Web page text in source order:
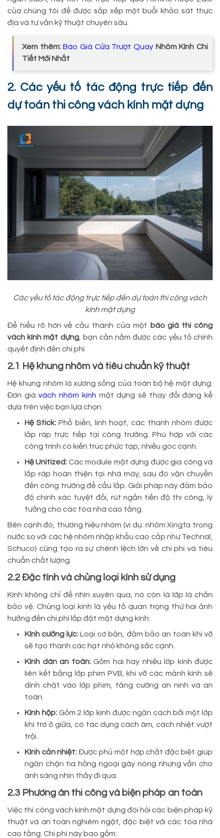
của chúng tôi để được sắp xếp một buổi khảo sát thực
địa và tư vấn kỹ thuật chuyên sâu.
Xem thêm:Báo Giá Cửa Trượt Quay Nhôm Kính Chi
Tiết Mới Nhất
2. Các yếu tố tác động trực tiếp đến
dự toán thi công vách kính mặt dựng
Các yếu tố tác động trực tiếp đến dự toán thi công vách
kính mặt dựng
Để hiểu rõ hơn về cấu thành của một báo giá thi công
vách kính mặt dựng, bạn cần nắm được các yếu tố chính
quyết định đến chi phí.
2.1 Hệ khung nhôm và tiêu chuẩn kỹ thuật
Hệ khung nhôm là xương sống của toàn bộ hệ mặt dựng.
Đơn giávách nhôm kính mặt dựng sẽ thay đổi đáng kể
dựa trên việc bạn lựa chọn:
Hệ Stick:Phổ biến, linh hoạt, các thanh nhôm được
lắp ráp trực tiếp tại công trường. Phù hợp với các
công trình có kiến trúc phức tạp, nhiều góc cạnh.
Hệ Unitized: Các module mặt dựng được gia công và
lắp ráp hoàn thiện tại nhà máy, sau đó vận chuyển
đến công trường để cẩu lắp. Giải pháp này đảm bảo
độ chính xác tuyệt đối, rút ngắn tiến độ thi công, lý
tưởng cho các tòa nhà cao tầng.
Bên cạnh đó, thương hiệu nhôm (ví dụ: nhôm Xingfa trong
nước so với các hệ nhôm nhập khẩu cao cấp như Technal,
Schuco) cũng tạo ra sự chênh lệch lớn về chi phí và tiêu
chuẩn chất lượng.
2.2 Đặc tính và chủng loại kính sử dụng
Kính không chỉ để nhìn xuyên qua, nó còn là lớp lá chắn
bảo vệ. Chủng loại kính là yếu tố quan trọng thứ hai ảnh
hưởng đến chi phí lắp đặt mặt dựng kính:
Kính cường lực:Loại cơ bản, đảm bảo an toàn khi vỡ
sẽ tạo thành các hạt nhỏ không sắc cạnh.
Kính dán an toàn: Gồm hai hay nhiều lớp kính được
liên kết bằng lớp phim PVB, khi vỡ các mảnh kính sẽ
dính chặt vào lớp phim, tăng cường an ninh và an
toàn.
Kính hộp: Gồm 2 lớp kính được ngăn cách bởi một lớp
khí trơ ở giữa, có tác dụng cách âm, cách nhiệt vượt
trội.
Kính cản nhiệt: Được phủ một hợp chất đặc biệt giúp
ngăn chặn tia hồng ngoại gây nóng nhưng vẫn cho
ánh sáng nhìn thấy đi qua.
2.3 Phương án thi công và biện pháp an toàn
Việc thi công vách kính mặt dựng đòi hỏi các biện pháp kỹ
thuật và an toàn nghiêm ngặt, đặc biệt với các tòa nhà
cao tầng. Chi phí này bao gồm: